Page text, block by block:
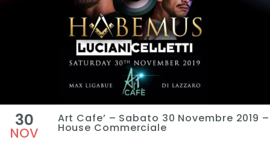
30
NOV
Art Cafe’ – Sabato 30 Novembre 2019 –
House Commerciale